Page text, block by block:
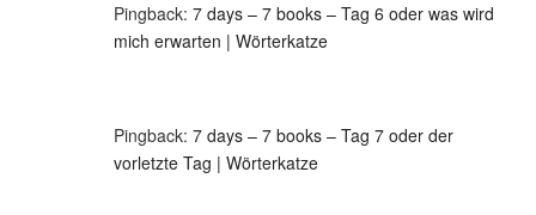
Pingback: 7 days – 7 books – Tag 6 oder was wird
mich erwarten | Wörterkatze
Pingback: 7 days – 7 books – Tag 7 oder der
vorletzte Tag | Wörterkatze